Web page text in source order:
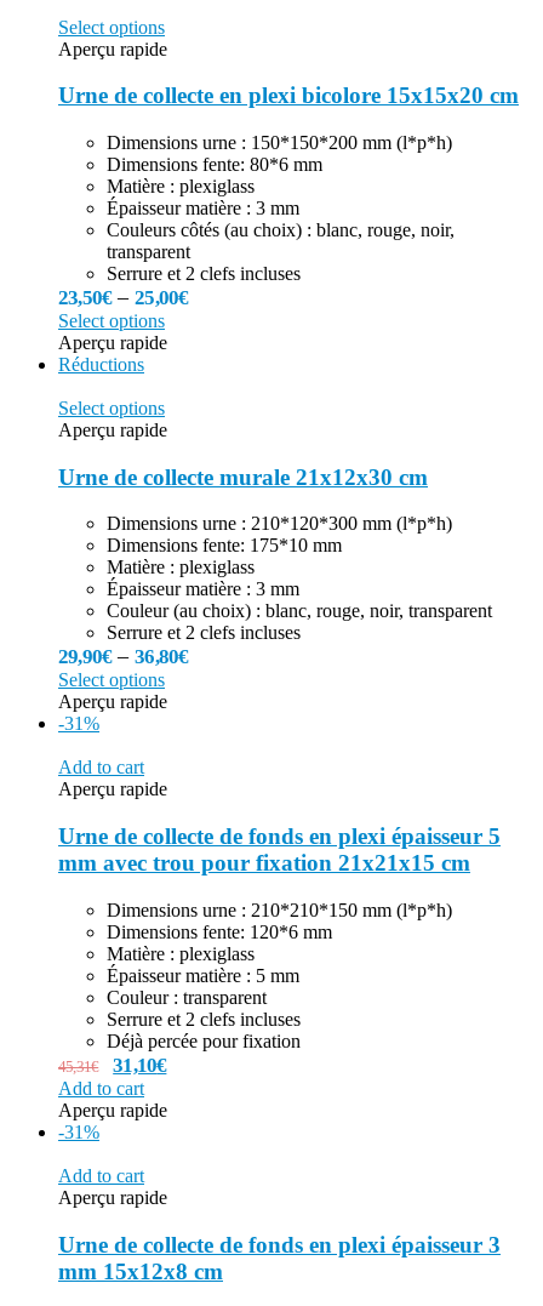
Select options
Aperçu rapide
Urne de collecte en plexi bicolore 15x15x20 cm
Dimensions urne : 150*150*200 mm (l*p*h)
Dimensions fente: 80*6 mm
Matière : plexiglass
Épaisseur matière : 3 mm
Couleurs côtés (au choix) : blanc, rouge, noir,
transparent
Serrure et 2 clefs incluses
23,50€–25,00€
Select options
Aperçu rapide
Réductions
Select options
Aperçu rapide
Urne de collecte murale 21x12x30 cm
Dimensions urne : 210*120*300 mm (l*p*h)
Dimensions fente: 175*10 mm
Matière : plexiglass
Épaisseur matière : 3 mm
Couleur (au choix) : blanc, rouge, noir, transparent
Serrure et 2 clefs incluses
29,90€–36,80€
Select options
Aperçu rapide
-31%
Add to cart
Aperçu rapide
Urne de collecte de fonds en plexi épaisseur 5
mm avec trou pour fixation 21x21x15 cm
Dimensions urne : 210*210*150 mm (l*p*h)
Dimensions fente: 120*6 mm
Matière : plexiglass
Épaisseur matière : 5 mm
Couleur : transparent
Serrure et 2 clefs incluses
Déjà percée pour fixation
45,31€ 31,10€
Add to cart
Aperçu rapide
-31%
Add to cart
Aperçu rapide
Urne de collecte de fonds en plexi épaisseur 3
mm 15x12x8 cm